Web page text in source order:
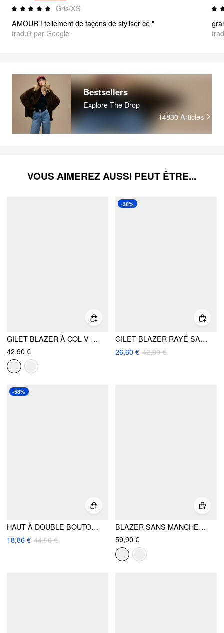
Gris/XS
AMOUR ! tellement de façons de styliser ce "
traduit par Google
Bestsellers
Explore The Drop
14830 Articles
VOUS AIMEREZ AUSSI PEUT ÊTRE...
GILET BLAZER À COL V ET CEINTURÉ
42,90 €
-38%
GILET BLAZER RAYÉ SANS MANCHES, COL ROND ET ATTACHES À L'ARRIÈRE
26,60 € 42,90 €
-58%
HAUT À DOUBLE BOUTONNAGE AVEC PEPLUM ET CORDON DE SERRAGE
18,86 € 44,90 €
BLAZER SANS MANCHES CEINTURÉ À COL OVERSIZE
59,90 €